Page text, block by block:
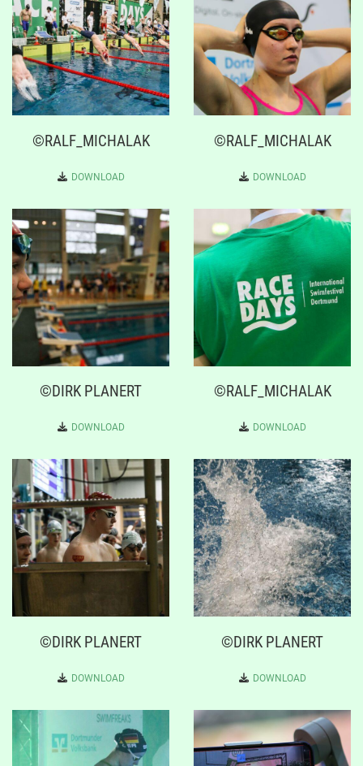
©RALF_MICHALAK
DOWNLOAD
©RALF_MICHALAK
DOWNLOAD
©DIRK PLANERT
DOWNLOAD
©RALF_MICHALAK
DOWNLOAD
©DIRK PLANERT
DOWNLOAD
©DIRK PLANERT
DOWNLOAD